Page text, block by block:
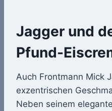
Jagger und
Pfund-
Auch Frontmann Mick
exzentrischen
Neben seinem